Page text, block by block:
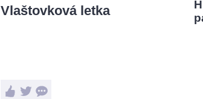
Vlaštovková letka